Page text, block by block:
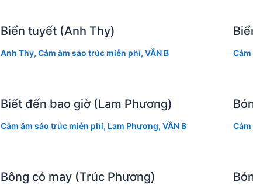
Biển tuyết (Anh Thy)
Anh Thy, Cảm âm sáo trúc miễn phí, VẦN B
Biết đến bao giờ (Lam Phương)
Cảm âm sáo trúc miễn phí, Lam Phương, VẦN B
Bông cỏ may (Trúc Phương)